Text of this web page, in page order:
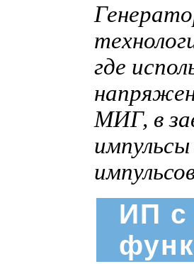
где
МИГ, в
ИП с